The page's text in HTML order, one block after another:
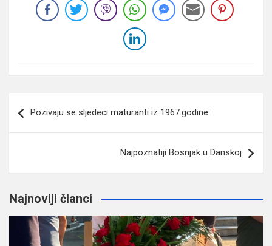
članaka
Pozivaju se sljedeci maturanti iz 1967.godine:
Najpoznatiji Bosnjak u Danskoj
Najnoviji članci